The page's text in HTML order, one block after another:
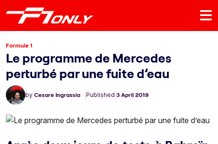
Formule 1
Le programme de Mercedes
perturbé par une fuite d’eau
by Cesare Ingrassia Published 3 April 2019